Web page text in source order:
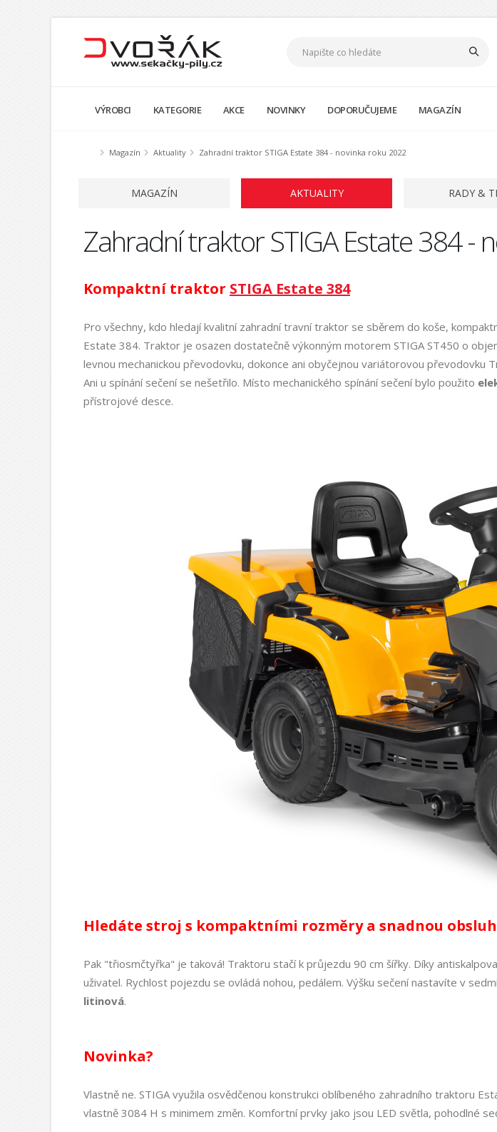
VÝROBCI KATEGORIE AKCE NOVINKY DOPORUČUJEME MAGAZÍN
Magazín Aktuality Zahradní traktor STIGA Estate 384 - novinka roku 2022
MAGAZÍN AKTUALITY RADY &
Zahradní traktor STIGA Estate 384 -
Kompaktní traktor STIGA Estate 384
Pro všechny, kdo hledají kvalitní zahradní travní traktor se sběrem do koše,
Estate 384. Traktor je osazen dostatečně výkonným motorem STIGA ST450 o
levnou mechanickou převodovku, dokonce ani obyčejnou variátorovou převodovku
Ani u spínání sečení se nešetřilo. Místo mechanického spínání sečení bylo použito
přístrojové desce.
Hledáte stroj s kompaktními rozměry a snadnou
Pak "třiosmčtyřka" je taková! Traktoru stačí k průjezdu 90 cm šířky. Díky
uživatel. Rychlost pojezdu se ovládá nohou, pedálem. Výšku sečení nastavíte v
litinová.
Novinka?
Vlastně ne. STIGA využila osvědčenou konstrukci oblíbeného zahradního traktoru
vlastně 3084 H s minimem změn. Komfortní prvky jako jsou LED světla, pohodlné